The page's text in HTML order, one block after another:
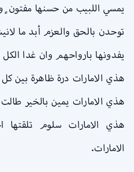
يمسي اللبيب من حسنها مفتون
توحدن بالحق والعزم أبد ما
يفدونها بارواحهم وان غدا الكل
هذي الامارات درة ظاهرة بين كل
هذي الامارات يمين بالخير
هذي الامارات سلوم تلقتها
الامارات.